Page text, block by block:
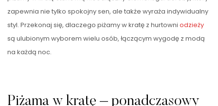
zapewnia nie tylko spokojny sen, ale także wyraża indywidualny
styl. Przekonaj się, dlaczego piżamy w kratę z hurtowni odzieży
są ulubionym wyborem wielu osób, łączącym wygodę z modą
na każdą noc.
Piżama w kratę – ponadczasowy